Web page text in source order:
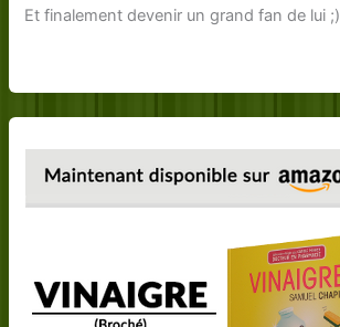
Et finalement devenir un grand fan de lui ;)